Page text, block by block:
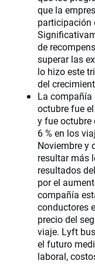
que la
participación
de
superar las
lo hizo este
del
La compañía
octubre fue
y fue octubre
6 % en los
Noviembre y
resultar más
resultados
por el
compañía
conductores
precio del
viaje. Lyft
el futuro
laboral,